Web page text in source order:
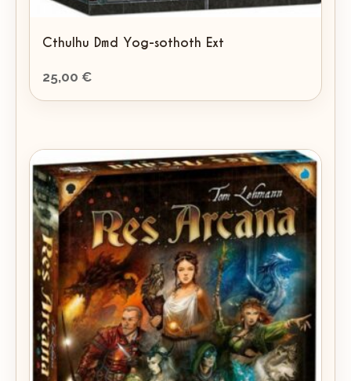
Cthulhu Dmd Yog-sothoth Ext
25,00 €